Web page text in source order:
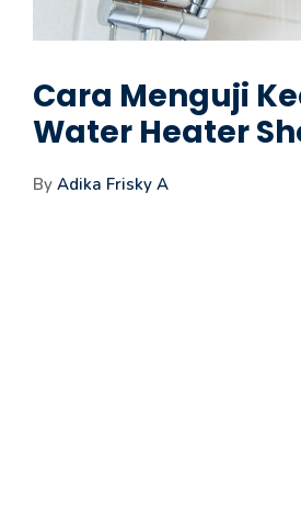
Cara Menguji
Water Heater
By Adika Frisky A